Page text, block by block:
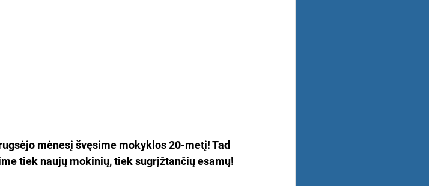
mėnesį švęsime mokyklos 20-metį! Tad
tiek naujų mokinių, tiek sugrįžtančių esamų!